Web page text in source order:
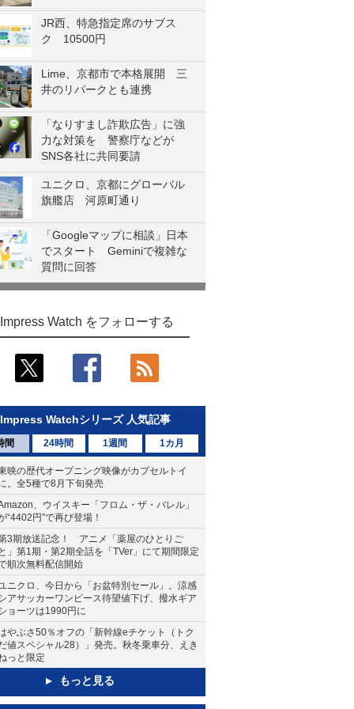
JR西、特急指定席のサブス
ク 10500円
Lime、京都市で本格展開 三
井のリパークとも連携
「なりすまし詐欺広告」に強
力な対策を 警察庁などが
SNS各社に共同要請
ユニクロ、京都にグローバル
旗艦店 河原町通り
「Googleマップに相談」日本
でスタート Geminiで複雑な
質問に回答
Impress Watch をフォローする
Impress Watchシリーズ 人気記事
間 24時間 1週間 1カ月
映の歴代オープニング映像がカプセルトイ
。全5種で8月下旬発売
、ウイスキー「フロム・ザ・バレル」
“4402円”で再び登場！
3期放送記念！ アニメ「薬屋のひとりご
」第1期・第2期全話を「TVer」にて期間限定
順次無料配信開始
ニクロ、今日から「お盆特別セール」。涼感
アサッカーワンピース待望値下げ、撥水ギア
ョーツは1990円に
やぶさ50％オフの「新幹線eチケット（トク
値スペシャル28）」発売。秋冬乗車分、えき
っと限定
もっと見る